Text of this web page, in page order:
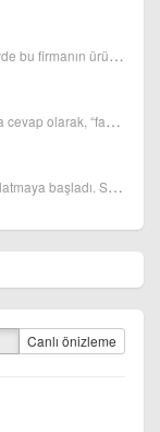
Microsoft var olalı 40 yıl olmuş. Bugün eğer her evde bu firmanın ürünü kulanılıyorsa gerçekten de h...
ASP.NET Web Forms’un Nesi Yok ki!? Aslında kısa cevap olarak, “fazlası” bile var denilebilir. Evet ...
Merhabalar, Microsoft gün itibarı ile bombaları patlatmaya başladı. Surface 4 gerçektende muazzam ö...
Canlı önizleme